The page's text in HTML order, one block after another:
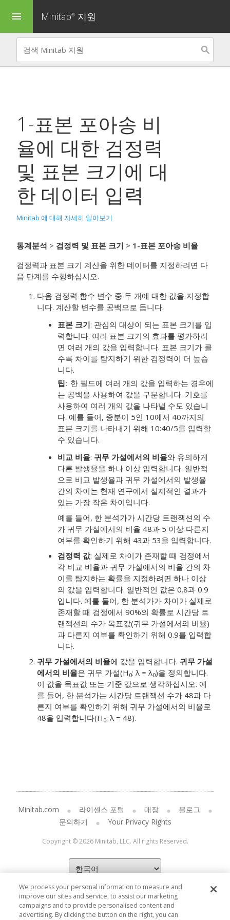
menu Minitab® 지원
1-표본 포아송 비
율에 대한 검정력
및 표본 크기에 대
한 데이터 입력
Minitab 에 대해 자세히 알아보기
통계분석 > 검정력 및 표본 크기 > 1-표본 포아송 비율
검정력과 표본 크기 계산을 위한 데이터를 지정하려면 다
음 단계를 수행하십시오.
다음 검정력 함수 변수 중 두 개에 대한 값을 지정합
니다. 계산할 변수를 공백으로 둡니다.
표본 크기: 관심의 대상이 되는 표본 크기를 입
력합니다. 여러 표본 크기의 효과를 평가하려
면 여러 개의 값을 입력합니다. 표본 크기가 클
수록 차이를 탐지하기 위한 검정력이 더 높습
니다.
팁 한 필드에 여러 개의 값을 입력하는 경우에
는 공백을 사용하여 값을 구분합니다. 기호를
사용하여 여러 개의 값을 나타낼 수도 있습니
다. 예를 들어, 증분이 5인 10에서 40까지의
표본 크기를 나타내기 위해 10:40/5를 입력할
수 있습니다.
비교 비율: 귀무 가설에서의 비율와 유의하게
다른 발생율을 하나 이상 입력합니다. 일반적
으로 비교 발생율과 귀무 가설에서의 발생율
간의 차이는 현재 연구에서 실제적인 결과가
있는 가장 작은 차이입니다.
예를 들어, 한 분석가가 시간당 트랜잭션의 수
가 귀무 가설에서의 비율 48과 5 이상 다른지
여부를 확인하기 위해 43과 53을 입력합니다.
검정력 값: 실제로 차이가 존재할 때 검정에서
각 비교 비율과 귀무 가설에서의 비율 간의 차
이를 탐지하는 확률을 지정하려면 하나 이상
의 값을 입력합니다. 일반적인 값은 0.8과 0.9
입니다. 예를 들어, 한 분석가가 차이가 실제로
존재할 때 검정에서 90%의 확률로 시간당 트
랜잭션의 수가 목표값(귀무 가설에서의 비율)
과 다른지 여부를 확인하기 위해 0.9를 입력합
니다.
귀무 가설에서의 비율에 값을 입력합니다. 귀무 가설
에서의 비율은 귀무 가설(H 0: λ = λ0)을 정의합니다.
이 값을 목표값 또는 기준 값으로 생각하십시오. 예
를 들어, 한 분석가는 시간당 트랜잭션 수가 48과 다
른지 여부를 확인하기 위해 귀무 가설에서의 비율로
48을 입력합니다(H 0: λ = 48).
Minitab.com 라이센스 포털 매장
블로그
문의하기
Your Privacy Rights
Copyright © 2026 Minitab, LLC. All rights Reserved.
We process your personal information to measure and
improve our sites and service, to assist our marketing
campaigns and to provide personalised content and
advertising. By clicking the button on the right, you can